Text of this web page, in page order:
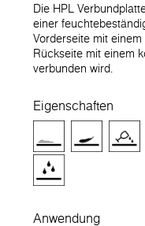
Die HPL
einer
Vorderseite mit
Rückseite mit einem
verbunden wird.
Eigenschaften
Anwendung